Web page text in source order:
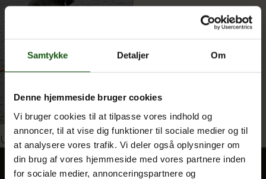
Samtykke Detaljer Om
Denne hjemmeside bruger cookies
Vi bruger cookies til at tilpasse vores indhold og
annoncer, til at vise dig funktioner til sociale medier og til
at analysere vores trafik. Vi deler også oplysninger om
din brug af vores hjemmeside med vores partnere inden
for sociale medier, annonceringspartnere og
Vores uddannelser
Om E.G.
Indlægsnavigation
Udgivet i Bioblitz i Oddermosen